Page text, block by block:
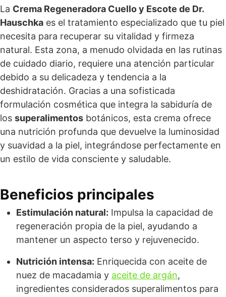
La Crema Regeneradora Cuello y Escote de Dr.
Hauschka es el tratamiento especializado que tu piel
necesita para recuperar su vitalidad y firmeza
natural. Esta zona, a menudo olvidada en las rutinas
de cuidado diario, requiere una atención particular
debido a su delicadeza y tendencia a la
deshidratación. Gracias a una sofisticada
formulación cosmética que integra la sabiduría de
los superalimentos botánicos, esta crema ofrece
una nutrición profunda que devuelve la luminosidad
y suavidad a la piel, integrándose perfectamente en
un estilo de vida consciente y saludable.
Beneficios principales
Estimulación natural: Impulsa la capacidad de
regeneración propia de la piel, ayudando a
mantener un aspecto terso y rejuvenecido.
Nutrición intensa: Enriquecida con aceite de
nuez de macadamia y aceite de argán,
ingredientes considerados superalimentos para